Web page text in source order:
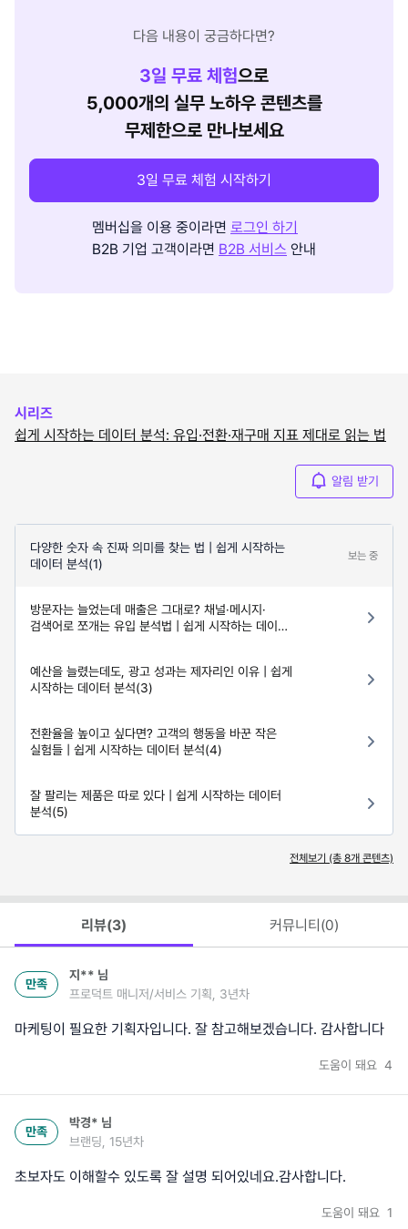
다음 내용이 궁금하다면?
3일 무료 체험으로
5,000개의 실무 노하우 콘텐츠를
무제한으로 만나보세요
3일 무료 체험 시작하기
멤버십을 이용 중이라면 로그인 하기
B2B 기업 고객이라면 B2B 서비스 안내
시리즈
쉽게 시작하는 데이터 분석: 유입·전환·재구매 지표 제대로 읽는 법
알림 받기
다양한 숫자 속 진짜 의미를 찾는 법 | 쉽게 시작하는
데이터 분석(1)
보는 중
방문자는 늘었는데 매출은 그대로? 채널·메시지·
검색어로 쪼개는 유입 분석법 | 쉽게 시작하는 데이터
예산을 늘렸는데도, 광고 성과는 제자리인 이유 | 쉽게
시작하는 데이터 분석(3)
전환율을 높이고 싶다면? 고객의 행동을 바꾼 작은
실험들 | 쉽게 시작하는 데이터 분석(4)
잘 팔리는 제품은 따로 있다 | 쉽게 시작하는 데이터
분석(5)
전체보기 (총 8개 콘텐츠)
리뷰(3) 커뮤니티(0)
만족
지** 님
프로덕트 매니저/서비스 기획, 3년차
마케팅이 필요한 기획자입니다. 잘 참고해보겠습니다. 감사합니다
도움이 돼요 4
만족
박경* 님
브랜딩, 15년차
초보자도 이해할수 있도록 잘 설명 되어있네요.감사합니다.
도움이 돼요 1